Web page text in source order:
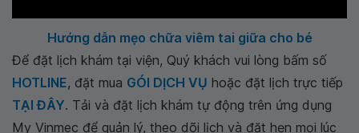
Hướng dẫn mẹo chữa viêm tai giữa cho bé
Để đặt lịch khám tại viện, Quý khách vui lòng bấm số
HOTLINE, đặt mua GÓI DỊCH VỤ hoặc đặt lịch trực tiếp
TẠI ĐÂY. Tải và đặt lịch khám tự động trên ứng dụng
My Vinmec để quản lý, theo dõi lịch và đặt hẹn mọi lúc